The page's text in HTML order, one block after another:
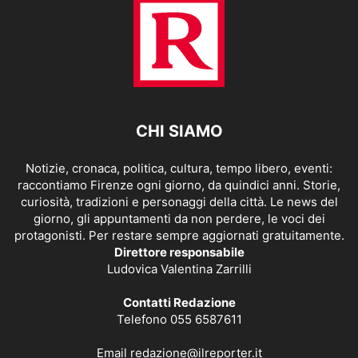
CHI SIAMO
Notizie, cronaca, politica, cultura, tempo libero, eventi:
raccontiamo Firenze ogni giorno, da quindici anni. Storie,
curiosità, tradizioni e personaggi della città. Le news del
giorno, gli appuntamenti da non perdere, le voci dei
protagonisti. Per restare sempre aggiornati gratuitamente.
Direttore responsabile
Ludovica Valentina Zarrilli
Contatti Redazione
Telefono 055 6587611
Email redazione@ilreporter.it